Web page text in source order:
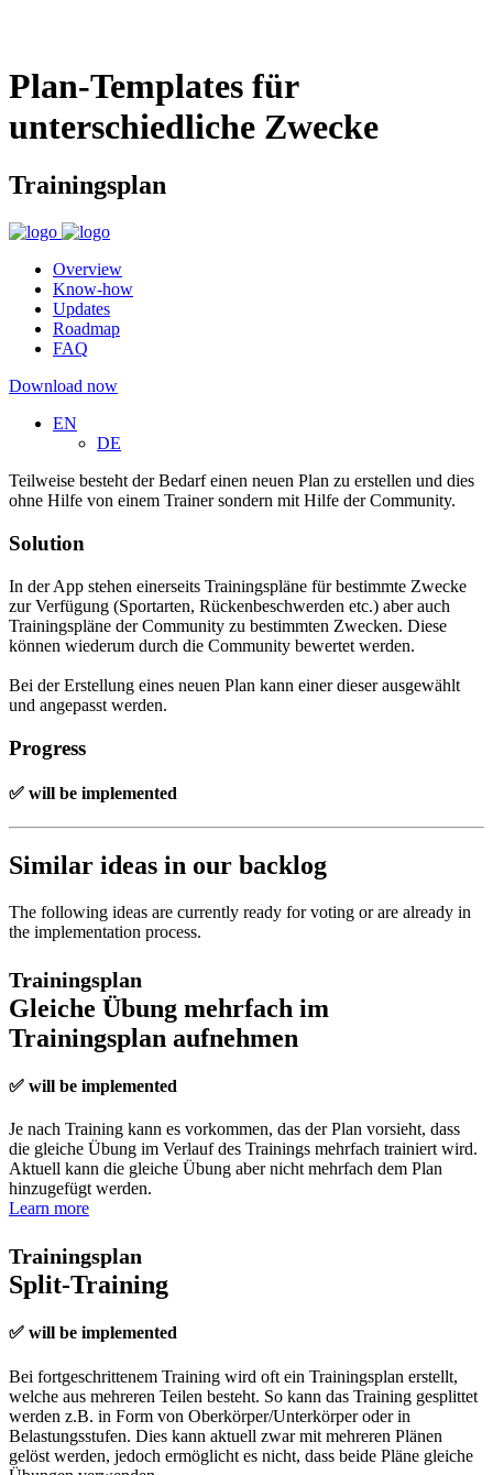
Plan-Templates für
unterschiedliche Zwecke
Trainingsplan
Overview
Know-how
Updates
Roadmap
FAQ
Download now
EN
DE
Teilweise besteht der Bedarf einen neuen Plan zu erstellen und dies
ohne Hilfe von einem Trainer sondern mit Hilfe der Community.
Solution
In der App stehen einerseits Trainingspläne für bestimmte Zwecke
zur Verfügung (Sportarten, Rückenbeschwerden etc.) aber auch
Trainingspläne der Community zu bestimmten Zwecken. Diese
können wiederum durch die Community bewertet werden.
Bei der Erstellung eines neuen Plan kann einer dieser ausgewählt
und angepasst werden.
Progress
✅ will be implemented
Similar ideas in our backlog
The following ideas are currently ready for voting or are already in
the implementation process.
Trainingsplan
Gleiche Übung mehrfach im
Trainingsplan aufnehmen
✅ will be implemented
Je nach Training kann es vorkommen, das der Plan vorsieht, dass
die gleiche Übung im Verlauf des Trainings mehrfach trainiert wird.
Aktuell kann die gleiche Übung aber nicht mehrfach dem Plan
hinzugefügt werden.
Learn more
Trainingsplan
Split-Training
✅ will be implemented
Bei fortgeschrittenem Training wird oft ein Trainingsplan erstellt,
welche aus mehreren Teilen besteht. So kann das Training gesplittet
werden z.B. in Form von Oberkörper/Unterkörper oder in
Belastungsstufen. Dies kann aktuell zwar mit mehreren Plänen
gelöst werden, jedoch ermöglicht es nicht, dass beide Pläne gleiche